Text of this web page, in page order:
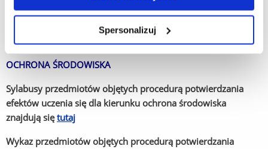
Spersonalizuj
Mechatronika, studia II stopnia o profilu ogólnoakademickim
Obrabiarki sterowane numerycznie
OCHRONA ŚRODOWISKA
Sylabusy przedmiotów objętych procedurą potwierdzania
efektów uczenia się dla kierunku ochrona środowiska
znajdują siętutaj
Wykaz przedmiotów objętych procedurą potwierdzania